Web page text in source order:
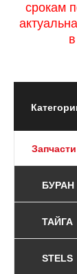
срокам
БУРАН
ТАЙГА
STELS